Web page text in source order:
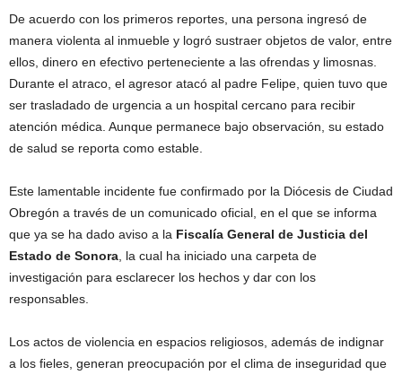
De acuerdo con los primeros reportes, una persona ingresó de
manera violenta al inmueble y logró sustraer objetos de valor, entre
ellos, dinero en efectivo perteneciente a las ofrendas y limosnas.
Durante el atraco, el agresor atacó al padre Felipe, quien tuvo que
ser trasladado de urgencia a un hospital cercano para recibir
atención médica. Aunque permanece bajo observación, su estado
de salud se reporta como estable.
Este lamentable incidente fue confirmado por la Diócesis de Ciudad
Obregón a través de un comunicado oficial, en el que se informa
que ya se ha dado aviso a la Fiscalía General de Justicia del
Estado de Sonora , la cual ha iniciado una carpeta de
investigación para esclarecer los hechos y dar con los
responsables.
Los actos de violencia en espacios religiosos, además de indignar
a los fieles, generan preocupación por el clima de inseguridad que